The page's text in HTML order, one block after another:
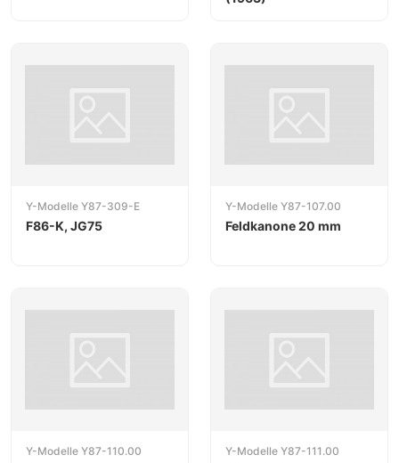
Y-Modelle Y87-309-E
F86-K, JG75
Y-Modelle Y87-107.00
Feldkanone 20 mm
Y-Modelle Y87-110.00 Y-Modelle Y87-111.00